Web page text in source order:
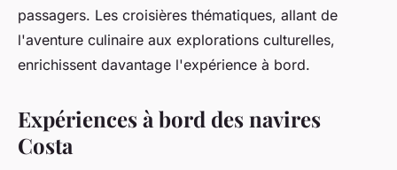
passagers. Les croisières thématiques, allant de
l'aventure culinaire aux explorations culturelles,
enrichissent davantage l'expérience à bord.
Expériences à bord des navires
Costa